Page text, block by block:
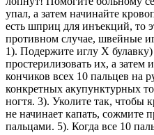
упал, а затем начинайте
есть шприц для инъекций, то
противном случае, швейные
1). Подержите иглу Х
простерилизовать их, а затем
кончиков всех 10 пальцев на
конкретных акупунктурных
ногтя. 3). Уколите так, чтобы
не начинает капать, сожмите
пальцами. 5). Когда все 10